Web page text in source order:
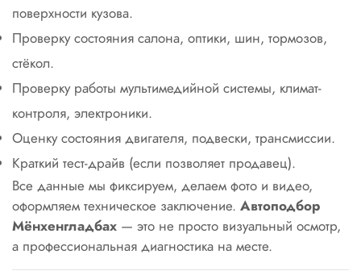
поверхности кузова.
Проверку состояния салона, оптики, шин, тормозов,
стёкол.
Проверку работы мультимедийной системы, климат-
контроля, электроники.
Оценку состояния двигателя, подвески, трансмиссии.
Краткий тест-драйв (если позволяет продавец).
Все данные мы фиксируем, делаем фото и видео,
оформляем техническое заключение. Автоподбор
Мёнхенгладбах — это не просто визуальный осмотр,
а профессиональная диагностика на месте.